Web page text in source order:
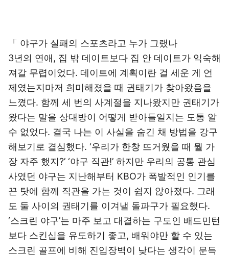
「 야구가 실패의 스포츠라고 누가 그랬나
3년의 연애, 집 밖 데이트보다 집 안 데이트가 익숙해
져갈 무렵이었다. 데이트에 계획이란 걸 세운 게 언
제였는지마저 희미해졌을 때 권태기가 찾아왔음을
느꼈다. 함께 세 번의 사계절을 지나왔지만 권태기가
왔다는 말을 상대방이 어떻게 받아들일지는 도통 알
수 없었다. 결국 나는 이 사실을 숨긴 채 방법을 강구
해보기로 결심했다. ‘우리가 한창 뜨거웠을 때 뭘 가
장 자주 했지?’ ‘야구 직관!’ 하지만 우리의 공통 관심
사였던 야구는 지난해부터 KBO가 폭발적인 인기를
끈 탓에 함께 직관을 가는 것이 쉽지 않아졌다. 그래
도 둘 사이의 권태기를 이겨낼 돌파구가 필요했다.
‘스크린 야구’는 마주 보고 대결하는 구도인 배드민턴
보다 스킨십을 유도하기 좋고, 배워야만 할 수 있는
스크린 골프에 비해 진입장벽이 낮다는 생각이 문득